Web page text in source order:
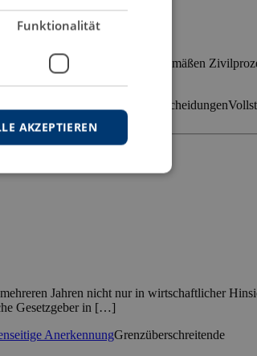
nicht nur einen ordnungsgemäßen
ist, […]
Vollstreckung ausländischer Entscheidungen
Jahren nicht nur in wirtschaftlicher
Gesetzgeber in […]
AnerkennungGrenzüberschreitende
Funktionalität
AKZEPTIEREN